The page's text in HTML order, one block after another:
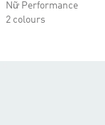
Nữ Performance
2 colours